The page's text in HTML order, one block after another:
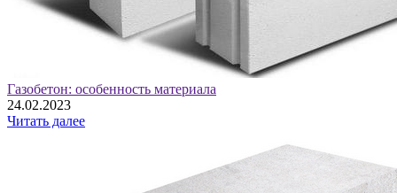
Газобетон: особенность материала
24.02.2023
Читать далее